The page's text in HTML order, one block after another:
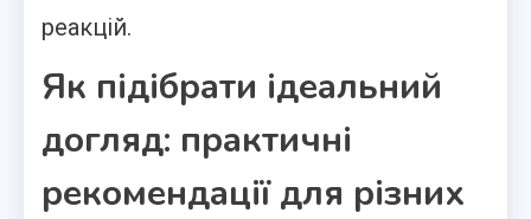
реакцій.
Як підібрати ідеальний
догляд: практичні
рекомендації для різних